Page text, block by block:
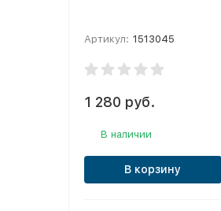
Артикул: 1513045
1 280 руб.
В наличии
В корзину